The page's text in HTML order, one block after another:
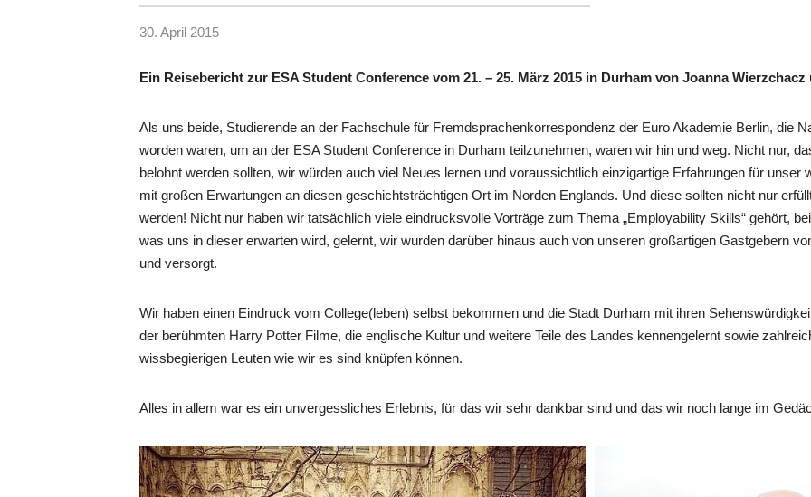
30. April 2015
Ein Reisebericht zur ESA Student Conference vom 21. – 25. März 2015 in Durham von Joanna
Als uns beide, Studierende an der Fachschule für Fremdsprachenkorrespondenz der Euro Akademie Berlin, die
worden waren, um an der ESA Student Conference in Durham teilzunehmen, waren wir hin und weg. Nicht nur,
belohnt werden sollten, wir würden auch viel Neues lernen und voraussichtlich einzigartige Erfahrungen für unser
mit großen Erwartungen an diesen geschichtsträchtigen Ort im Norden Englands. Und diese sollten nicht nur
werden! Nicht nur haben wir tatsächlich viele eindrucksvolle Vorträge zum Thema „Employability Skills“ gehört,
was uns in dieser erwarten wird, gelernt, wir wurden darüber hinaus auch von unseren großartigen Gastgebern
und versorgt.
Wir haben einen Eindruck vom College(leben) selbst bekommen und die Stadt Durham mit ihren
der berühmten Harry Potter Filme, die englische Kultur und weitere Teile des Landes kennengelernt sowie
wissbegierigen Leuten wie wir es sind knüpfen können.
Alles in allem war es ein unvergessliches Erlebnis, für das wir sehr dankbar sind und das wir noch lange im